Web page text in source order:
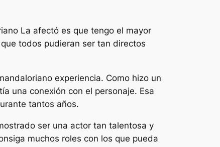
La afectó es que tengo el mayor
todos pudieran ser tan directos
experiencia. Como hizo un
una conexión con el personaje. Esa
tantos años.
ser una actor tan talentosa y
muchos roles con los que pueda